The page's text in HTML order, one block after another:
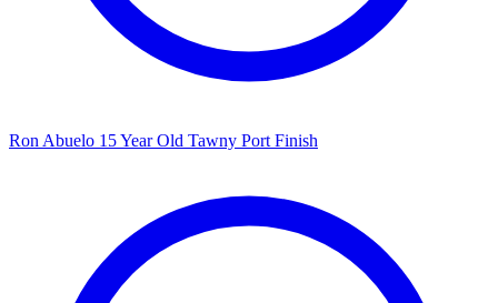
Ron Abuelo 15 Year Old Tawny Port Finish